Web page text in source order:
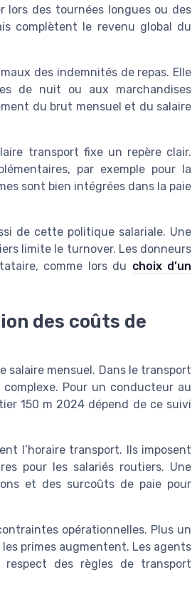
lors des tournées longues ou des
complètent le revenu global du
des indemnités de repas. Elle
de nuit ou aux marchandises
du brut mensuel et du salaire
transport fixe un repère clair.
par exemple pour la
sont bien intégrées dans la paie
de cette politique salariale. Une
limite le turnover. Les donneurs
comme lors du choix d’un
des coûts de
mensuel. Dans le transport
Pour un conducteur au
150 m 2024 dépend de ce suivi
l’horaire transport. Ils imposent
pour les salariés routiers. Une
et des surcoûts de paie pour
opérationnelles. Plus un
primes augmentent. Les agents
des règles de transport